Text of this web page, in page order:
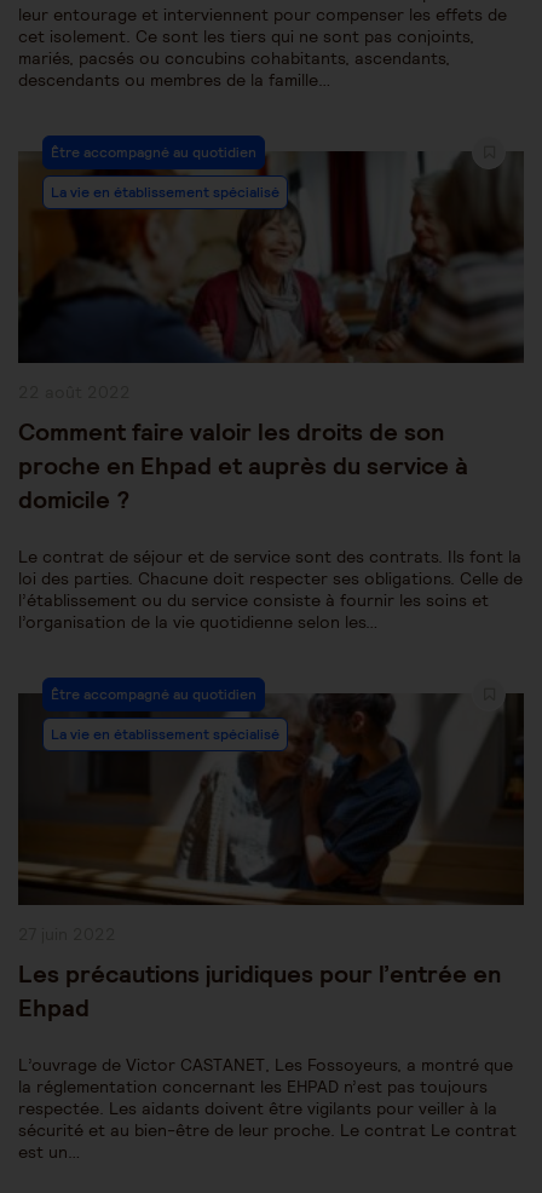
leur entourage et interviennent pour compenser les effets de
cet isolement. Ce sont les tiers qui ne sont pas conjoints,
mariés, pacsés ou concubins cohabitants, ascendants,
descendants ou membres de la famille…
Post
Category:
Être accompagné au quotidien
La vie en établissement spécialisé
Comment faire valoir les droits de son
proche en Ehpad et auprès du service à
domicile ?
Le contrat de séjour et de service sont des contrats. Ils font la
loi des parties. Chacune doit respecter ses obligations. Celle de
l’établissement ou du service consiste à fournir les soins et
l’organisation de la vie quotidienne selon les…
Post
Category:
Être accompagné au quotidien
La vie en établissement spécialisé
Les précautions juridiques pour l’entrée en
Ehpad
L’ouvrage de Victor CASTANET, Les Fossoyeurs, a montré que
la réglementation concernant les EHPAD n’est pas toujours
respectée. Les aidants doivent être vigilants pour veiller à la
sécurité et au bien-être de leur proche. Le contrat Le contrat
est un…